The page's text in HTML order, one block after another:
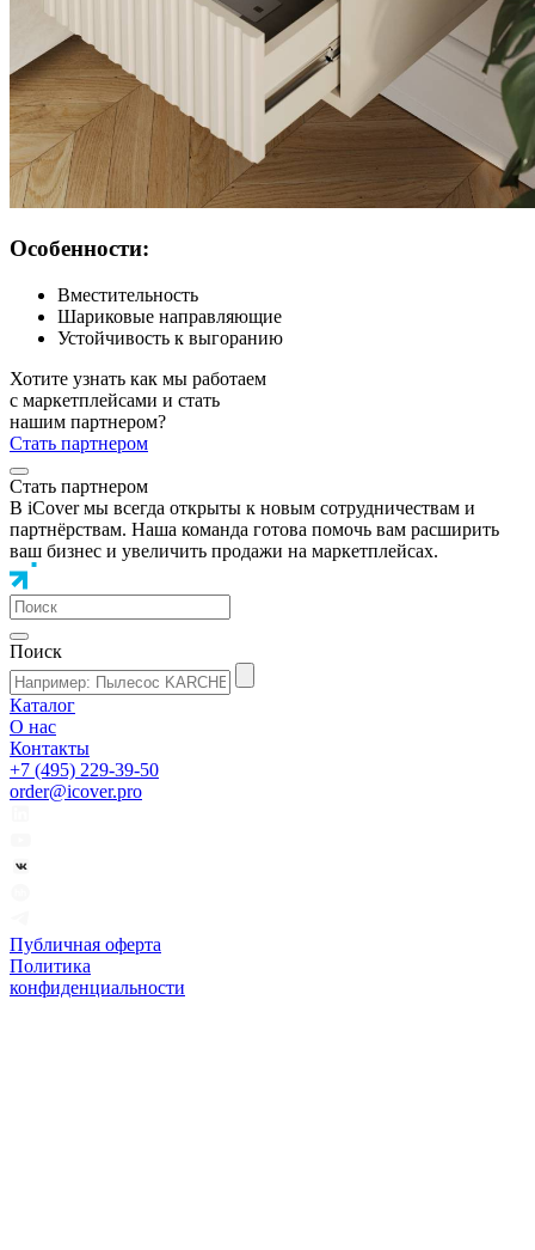
Особенности:
Вместительность
Шариковые направляющие
Устойчивость к выгоранию
Хотите узнать как мы работаем
с маркетплейсами и стать
нашим партнером?
Стать партнером
Стать партнером
В iCover мы всегда открыты к новым сотрудничествам и
партнёрствам. Наша команда готова помочь вам расширить
ваш бизнес и увеличить продажи на маркетплейсах.
Поиск
Каталог
О нас
Контакты
+7 (495) 229-39-50
order@icover.pro
Публичная оферта
Политика
конфиденциальности